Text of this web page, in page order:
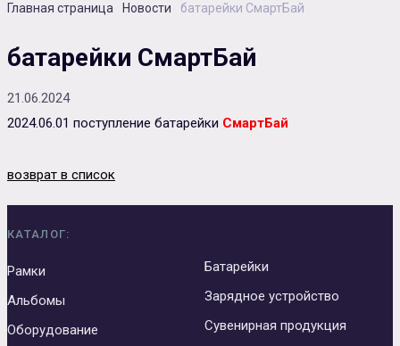
Альбомы
Бумага Чернила Карты памяти
Батарейки
Аксессуары
Главная страница Новости батарейки СмартБай
батарейки СмартБай
21.06.2024
2024.06.01 поступление батарейки СмартБай
возврат в список
КАТАЛОГ:
Рамки
Альбомы
Оборудование
Батарейки
Зарядное устройство
Сувенирная продукция